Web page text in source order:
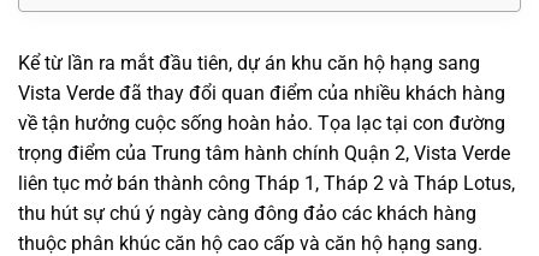
Kể từ lần ra mắt đầu tiên, dự án khu căn hộ hạng sang
Vista Verde đã thay đổi quan điểm của nhiều khách hàng
về tận hưởng cuộc sống hoàn hảo. Tọa lạc tại con đường
trọng điểm của Trung tâm hành chính Quận 2, Vista Verde
liên tục mở bán thành công Tháp 1, Tháp 2 và Tháp Lotus,
thu hút sự chú ý ngày càng đông đảo các khách hàng
thuộc phân khúc căn hộ cao cấp và căn hộ hạng sang.